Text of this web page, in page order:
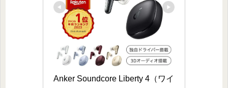
Anker Soundcore Liberty 4（ワイ